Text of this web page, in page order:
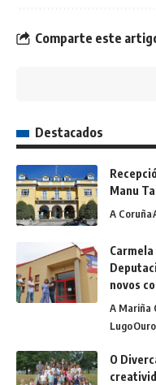
Comparte este
Destacados
Manu
A Coruña
novos
A Mariña
Lugo
O